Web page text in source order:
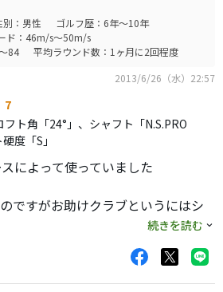
別：男性
ゴルフ歴：6年～10年
ド：46m/s～50m/s
84
平均ラウンド数：1ヶ月に2回程度
2013/6/26（水）22:57
7
フト角「24°」、シャフト「N.S.PRO
度「S」
によって使っていました
ですがお助けクラブというにはシ
ち寄った中古屋で発見。
あったのでだめだったらいいやと
続きを読む